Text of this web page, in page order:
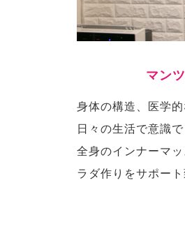
マン
身体の構造、医学
日々の生活で意識
全身のインナーマ
ラダ作りをサポー